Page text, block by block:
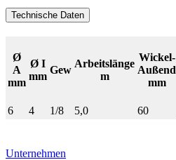
Technische Daten
Ø
A
mm
Ø I
mm
Gew
Arbeitslänge
m
Wickel-
Außend
mm
6
4 1/8 5,0 60
Unternehmen